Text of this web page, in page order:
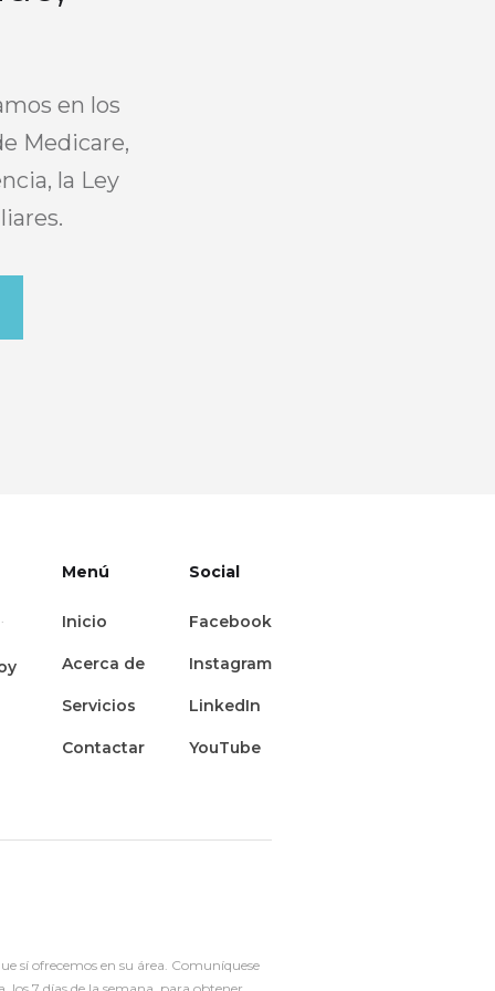
en los
Medicare,
la Ley
Menú
Inicio
Acerca de
Servicios
Contactar
Social
Facebook
Instagram
LinkedIn
YouTube
sí ofrecemos en su área. Comuníquese